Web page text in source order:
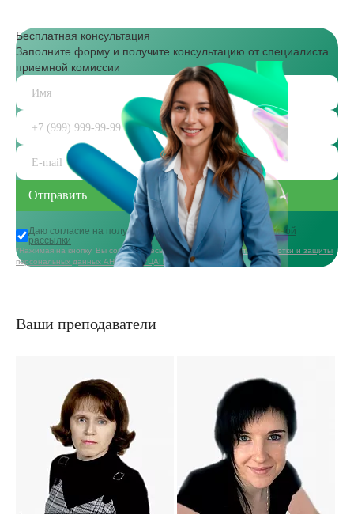
Бесплатная консультация
Заполните форму и получите консультацию от специалиста
приемной комиссии
Даю согласие на получениеинформационной и рекламной
рассылки
*Нажимая на кнопку, Вы соглашаетесь сполитикой в области обработки и защиты
персональных данных АНО ДПО «ЦАППКК»
Ваши преподаватели